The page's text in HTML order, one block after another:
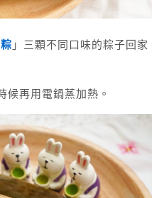
」三顆不同口味的粽子回家
候再用電鍋蒸加熱。